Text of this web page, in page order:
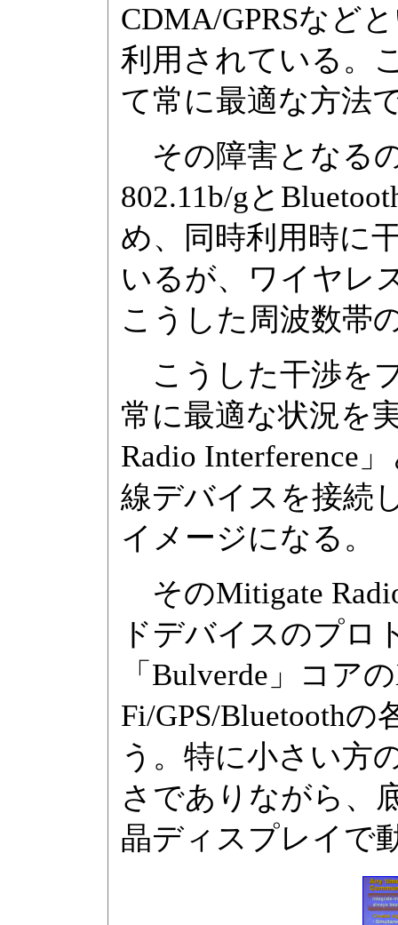
CDMA/GPRSなど
利用されている。
て常に最適な方法
その障害となる
802.11b/gと
め、同時利用時に
いるが、ワイヤレ
こうした周波数帯
こうした干渉を
常に最適な状況を
Radio Interference
線デバイスを接続
イメージになる。
そのMitigate
ドデバイスのプロ
「Bulverde」コア
Fi/GPS/Bluetooth
う。特に小さい方
さでありながら、
晶ディスプレイで